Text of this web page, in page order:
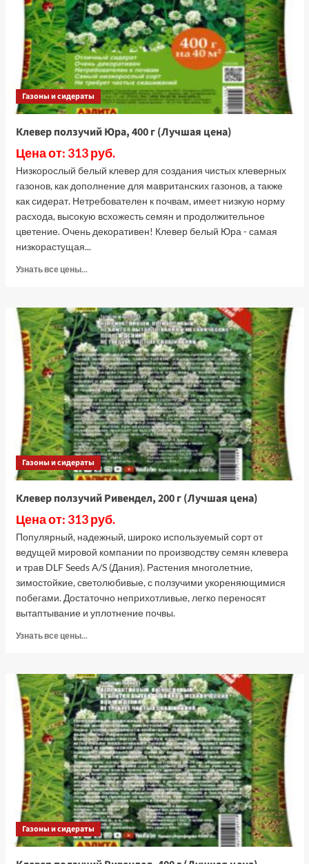
(Лучшая
цена)
Газоны и сидераты
Клевер ползучий Юра, 400 г (Лучшая цена)
Цена от: 313 руб.
Низкорослый белый клевер для создания чистых клеверных
газонов, как дополнение для мавританских газонов, а также
как сидерат. Нетребователен к почвам, имеет низкую норму
расхода, высокую всхожесть семян и продолжительное
цветение. Очень декоративен! Клевер белый Юра - самая
низкорастущая...
Узнать все цены...
Клевер
ползучий
Юра,
400
г
(Лучшая
цена)
Газоны и сидераты
Клевер ползучий Ривендел, 200 г (Лучшая цена)
Цена от: 313 руб.
Популярный, надежный, широко используемый сорт от
ведущей мировой компании по производству семян клевера
и трав DLF Seeds A/S (Дания). Растения многолетние,
зимостойкие, светолюбивые, с ползучими укореняющимися
побегами. Достаточно неприхотливые, легко переносят
вытаптывание и уплотнение почвы.
Узнать все цены...
Клевер
ползучий
Ривендел,
200
г
(Лучшая
цена)
Газоны и сидераты